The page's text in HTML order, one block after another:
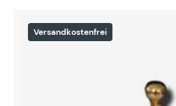
Versandkostenfrei